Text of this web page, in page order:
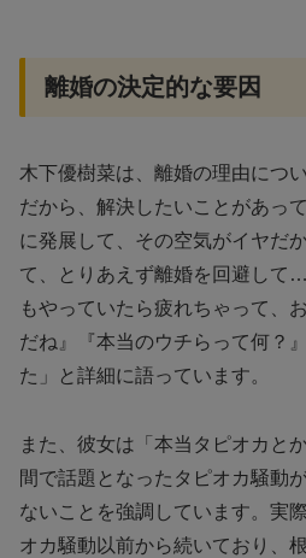
離婚の決定的な要因
木下優樹菜は、離婚の理由につ
だから、解決したいことがあっ
に発展して、その空気がイヤだ
て、とりあえず離婚を回避して
もやっていたら疲れちゃって、
だね』『本当のウチらって何？
た」と詳細に語っています。
また、彼女は「本当タピオカと
間で話題となったタピオカ騒動
ないことを強調しています。実
オカ騒動以前から続いており、